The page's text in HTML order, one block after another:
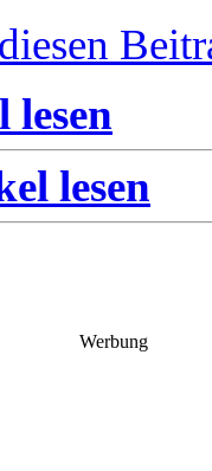
lesen
lesen
Werbung